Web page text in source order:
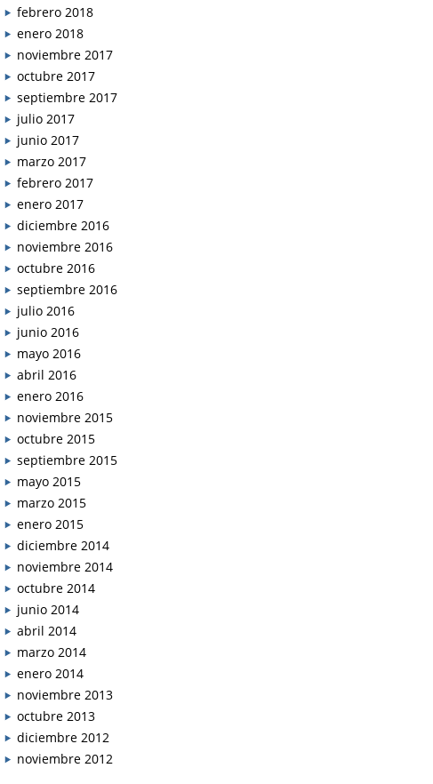
febrero 2018
enero 2018
noviembre 2017
octubre 2017
septiembre 2017
julio 2017
junio 2017
marzo 2017
febrero 2017
enero 2017
diciembre 2016
noviembre 2016
octubre 2016
septiembre 2016
julio 2016
junio 2016
mayo 2016
abril 2016
enero 2016
noviembre 2015
octubre 2015
septiembre 2015
mayo 2015
marzo 2015
enero 2015
diciembre 2014
noviembre 2014
octubre 2014
junio 2014
abril 2014
marzo 2014
enero 2014
noviembre 2013
octubre 2013
diciembre 2012
noviembre 2012